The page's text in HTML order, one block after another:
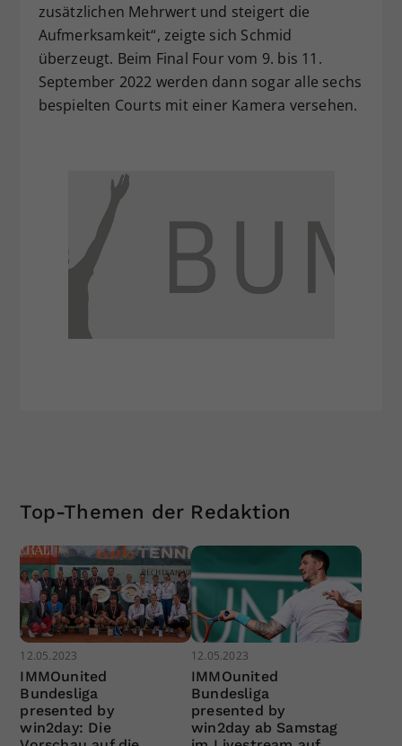
zusätzlichen Mehrwert und steigert die
Aufmerksamkeit“, zeigte sich Schmid
überzeugt. Beim Final Four vom 9. bis 11.
September 2022 werden dann sogar alle sechs
bespielten Courts mit einer Kamera versehen.
Top-Themen der Redaktion
12.05.2023
IMMOunited
Bundesliga
presented by
win2day: Die
12.05.2023
IMMOunited
Bundesliga
presented by
win2day ab Samstag